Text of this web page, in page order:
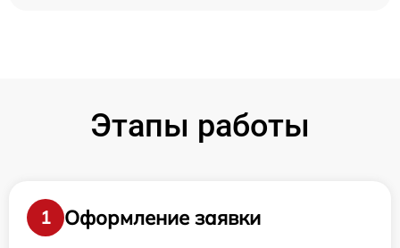
Этапы работы
1
Оформление заявки